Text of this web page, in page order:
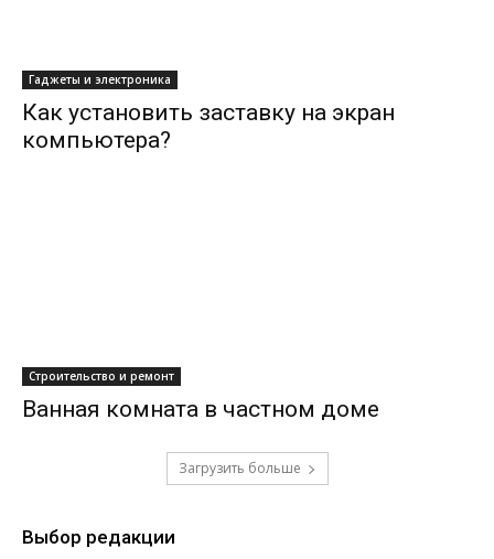
Гаджеты и электроника
Как установить заставку на экран
компьютера?
Строительство и ремонт
Ванная комната в частном доме
Загрузить больше
Выбор редакции